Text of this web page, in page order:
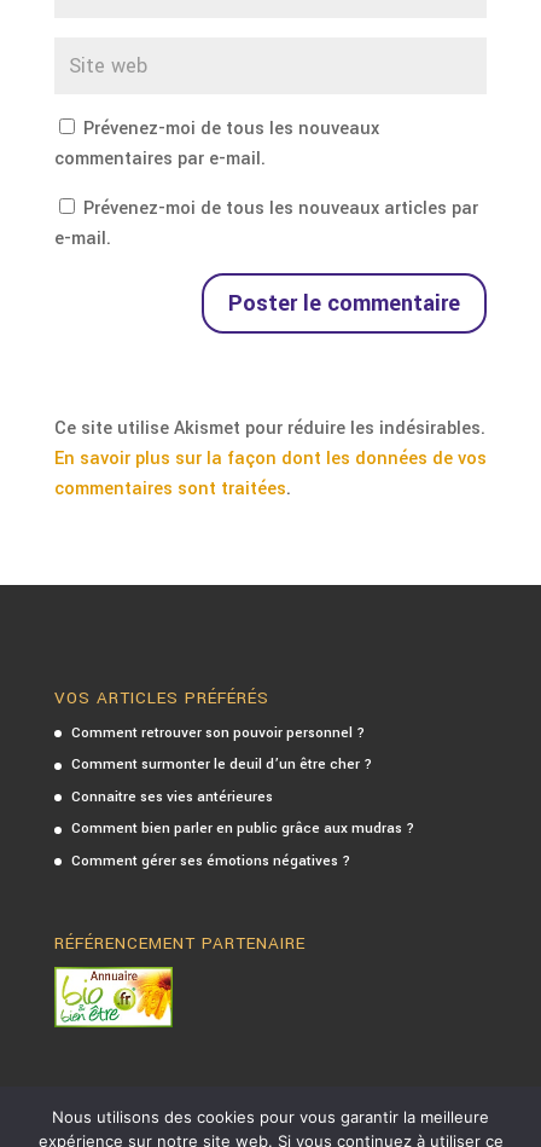
Prévenez-moi de tous les nouveaux
commentaires par e-mail.
Prévenez-moi de tous les nouveaux articles par
e-mail.
Ce site utilise Akismet pour réduire les indésirables.
En savoir plus sur la façon dont les données de vos
commentaires sont traitées.
VOS ARTICLES PRÉFÉRÉS
Comment retrouver son pouvoir personnel ?
Comment surmonter le deuil d’un être cher ?
Connaitre ses vies antérieures
Comment bien parler en public grâce aux mudras ?
Comment gérer ses émotions négatives ?
RÉFÉRENCEMENT PARTENAIRE
Nous utilisons des cookies pour vous garantir la meilleure
expérience sur notre site web. Si vous continuez à utiliser ce